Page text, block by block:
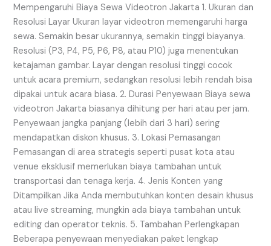
Mempengaruhi Biaya Sewa Videotron Jakarta 1. Ukuran dan
Resolusi Layar Ukuran layar videotron memengaruhi harga
sewa. Semakin besar ukurannya, semakin tinggi biayanya.
Resolusi (P3, P4, P5, P6, P8, atau P10) juga menentukan
ketajaman gambar. Layar dengan resolusi tinggi cocok
untuk acara premium, sedangkan resolusi lebih rendah bisa
dipakai untuk acara biasa. 2. Durasi Penyewaan Biaya sewa
videotron Jakarta biasanya dihitung per hari atau per jam.
Penyewaan jangka panjang (lebih dari 3 hari) sering
mendapatkan diskon khusus. 3. Lokasi Pemasangan
Pemasangan di area strategis seperti pusat kota atau
venue eksklusif memerlukan biaya tambahan untuk
transportasi dan tenaga kerja. 4. Jenis Konten yang
Ditampilkan Jika Anda membutuhkan konten desain khusus
atau live streaming, mungkin ada biaya tambahan untuk
editing dan operator teknis. 5. Tambahan Perlengkapan
Beberapa penyewaan menyediakan paket lengkap